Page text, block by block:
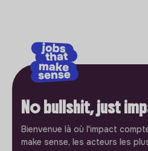
No bullshit, just
Bienvenue là où l'impact
make sense, les acteurs les